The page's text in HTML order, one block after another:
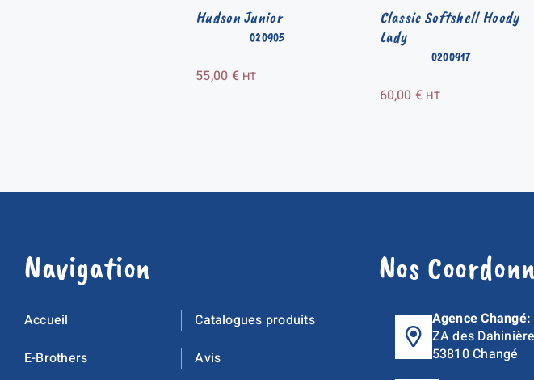
020905
Hudson Junior
55,00 € HT
0200917
Classic Softshell Hoody
Lady
60,00 € HT
Navigation
Accueil
E-Brothers
Catalogues produits
Avis
Nos
Agence Changé:
ZA des
53810 Changé